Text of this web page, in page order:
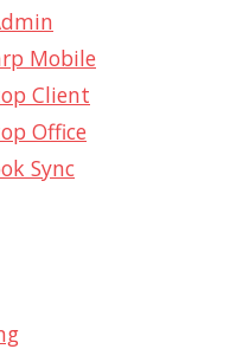
Mobile
Client
Office
Sync